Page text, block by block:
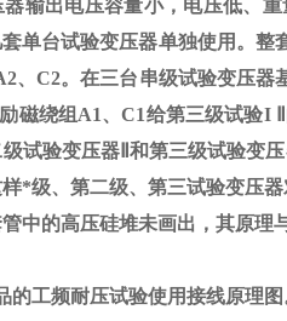
输出电压容量小，电压低、
单台试验变压器单独使用。整
、C2。在三台串级试验变压器
磁绕组 A1、C1给第三级试验I
试验变压器Ⅱ和第三级试验变
*级、第二级、第三试验变压
中的高压硅堆未画出，其原理
的工频耐压试验使用接线原理图